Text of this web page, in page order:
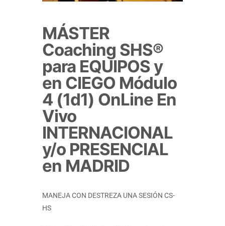
MÁSTER
Coaching SHS®
para EQUIPOS y
en CIEGO Módulo
4 (1d1) OnLine En
Vivo
INTERNACIONAL
y/o PRESENCIAL
en MADRID
MANEJA CON DESTREZA UNA SESIÓN CS-
HS